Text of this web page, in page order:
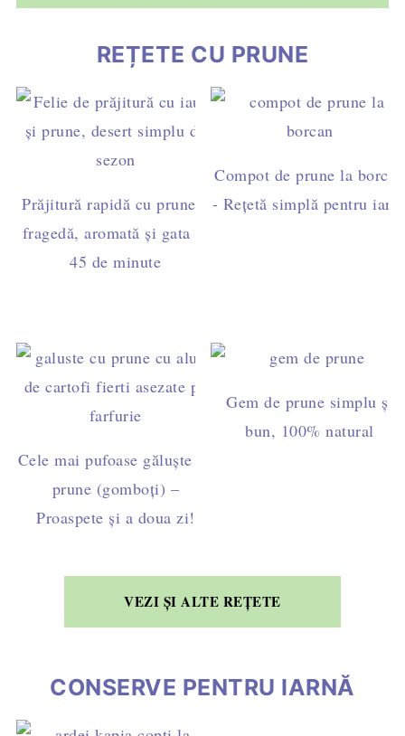
REȚETE CU PRUNE
Prăjitură rapidă cu prune –
fragedă, aromată și gata în
45 de minute
Compot de prune la borcan
- Rețetă simplă pentru
Cele mai pufoase găluște cu
prune (gomboți) –
Proaspete și a doua zi!
Gem de prune simplu și
bun, 100% natural
VEZI ȘI ALTE REȚETE
CONSERVE PENTRU IARNĂ